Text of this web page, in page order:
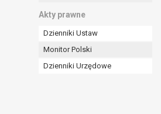
Akty prawne
Dzienniki Ustaw
Monitor Polski
Dzienniki Urzędowe